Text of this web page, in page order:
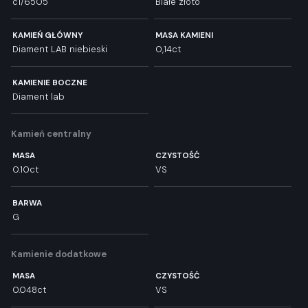
KAMIEŃ GŁÓWNY
Diament LAB niebieski
MASA KAMIENI
0,14ct
KAMIENIE BOCZNE
Diament lab
Kamień centralny
MASA
0.10ct
CZYSTOŚĆ
VS
BARWA
G
Kamienie dodatkowe
MASA
0.048ct
CZYSTOŚĆ
VS